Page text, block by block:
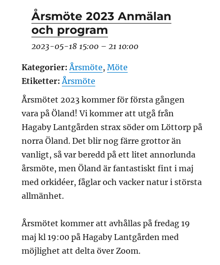
Årsmöte 2023 Anmälan
och program
2023-05-18 15:00– 21 10:00
Kategorier: Årsmöte,Möte
Etiketter: Årsmöte
Årsmötet 2023 kommer för första gången
vara på Öland! Vi kommer att utgå från
Hagaby Lantgården strax söder om Löttorp på
norra Öland. Det blir nog färre grottor än
vanligt, så var beredd på ett litet annorlunda
årsmöte, men Öland är fantastiskt fint i maj
med orkidéer, fåglar och vacker natur i största
allmänhet.
Årsmötet kommer att avhållas på fredag 19
maj kl 19:00 på Hagaby Lantgården med
möjlighet att delta över Zoom.